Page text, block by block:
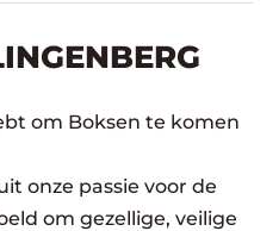
om Boksen te komen
onze passie voor de
om gezellige, veilige